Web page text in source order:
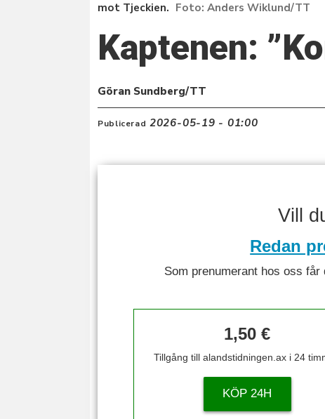
mot Tjeckien.
Anders Wiklund/TT
Kaptenen:
Göran Sundberg/TT
Publicerad 2026-05-19 - 01:00
Vill
Redan
Som prenumerant hos oss
1,50 €
Tillgång till alandstidningen.ax i 24
KÖP 24H